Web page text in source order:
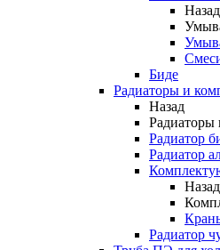
Назад
Биде
Радиаторы и
Назад
Радиатор
Радиатор
Назад
Радиатор